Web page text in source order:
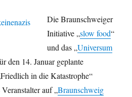
Die Braunschweiger
Initiative „slow food“
und das „Universum
den 14. Januar geplante
in die Katastrophe“
auf „Braunschweig